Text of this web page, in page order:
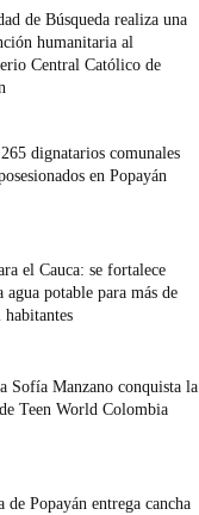
de Búsqueda realiza una
humanitaria al
Central Católico de
dignatarios comunales
en Popayán
el Cauca: se fortalece
agua potable para más de
Sofía Manzano conquista la
Teen World Colombia
de Popayán entrega cancha